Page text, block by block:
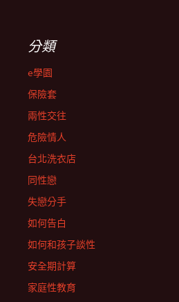
分類
e學園
保險套
兩性交往
危險情人
台北洗衣店
同性戀
失戀分手
如何告白
如何和孩子談性
安全期計算
家庭性教育